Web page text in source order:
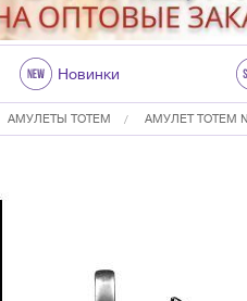
Новинки
АМУЛЕТЫ TOTEM АМУЛЕТ TOTEM